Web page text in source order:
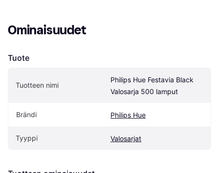
Ominaisuudet
Tuote
Tuotteen nimi
Philips Hue Festavia Black
Valosarja 500 lamput
Brändi Philips Hue
Tyyppi Valosarjat